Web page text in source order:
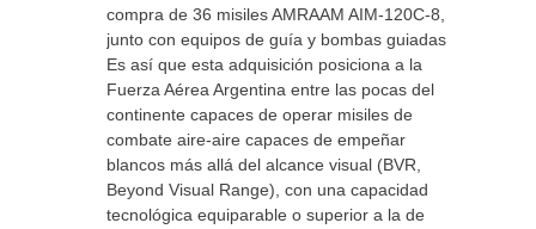
compra de 36 misiles AMRAAM AIM-120C-8,
junto con equipos de guía y bombas guiadas.
Es así que esta adquisición posiciona a la
Fuerza Aérea Argentina entre las pocas del
continente capaces de operar misiles de
combate aire-aire capaces de empeñar
blancos más allá del alcance visual (BVR,
Beyond Visual Range), con una capacidad
tecnológica equiparable o superior a la de